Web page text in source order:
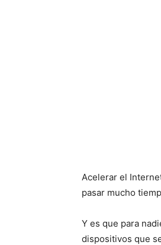
Acelerar el
pasar mucho
Y es que para
dispositivos que